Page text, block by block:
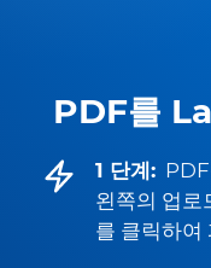
PDF를
1 단계:
왼쪽의 업로
를 클릭하여